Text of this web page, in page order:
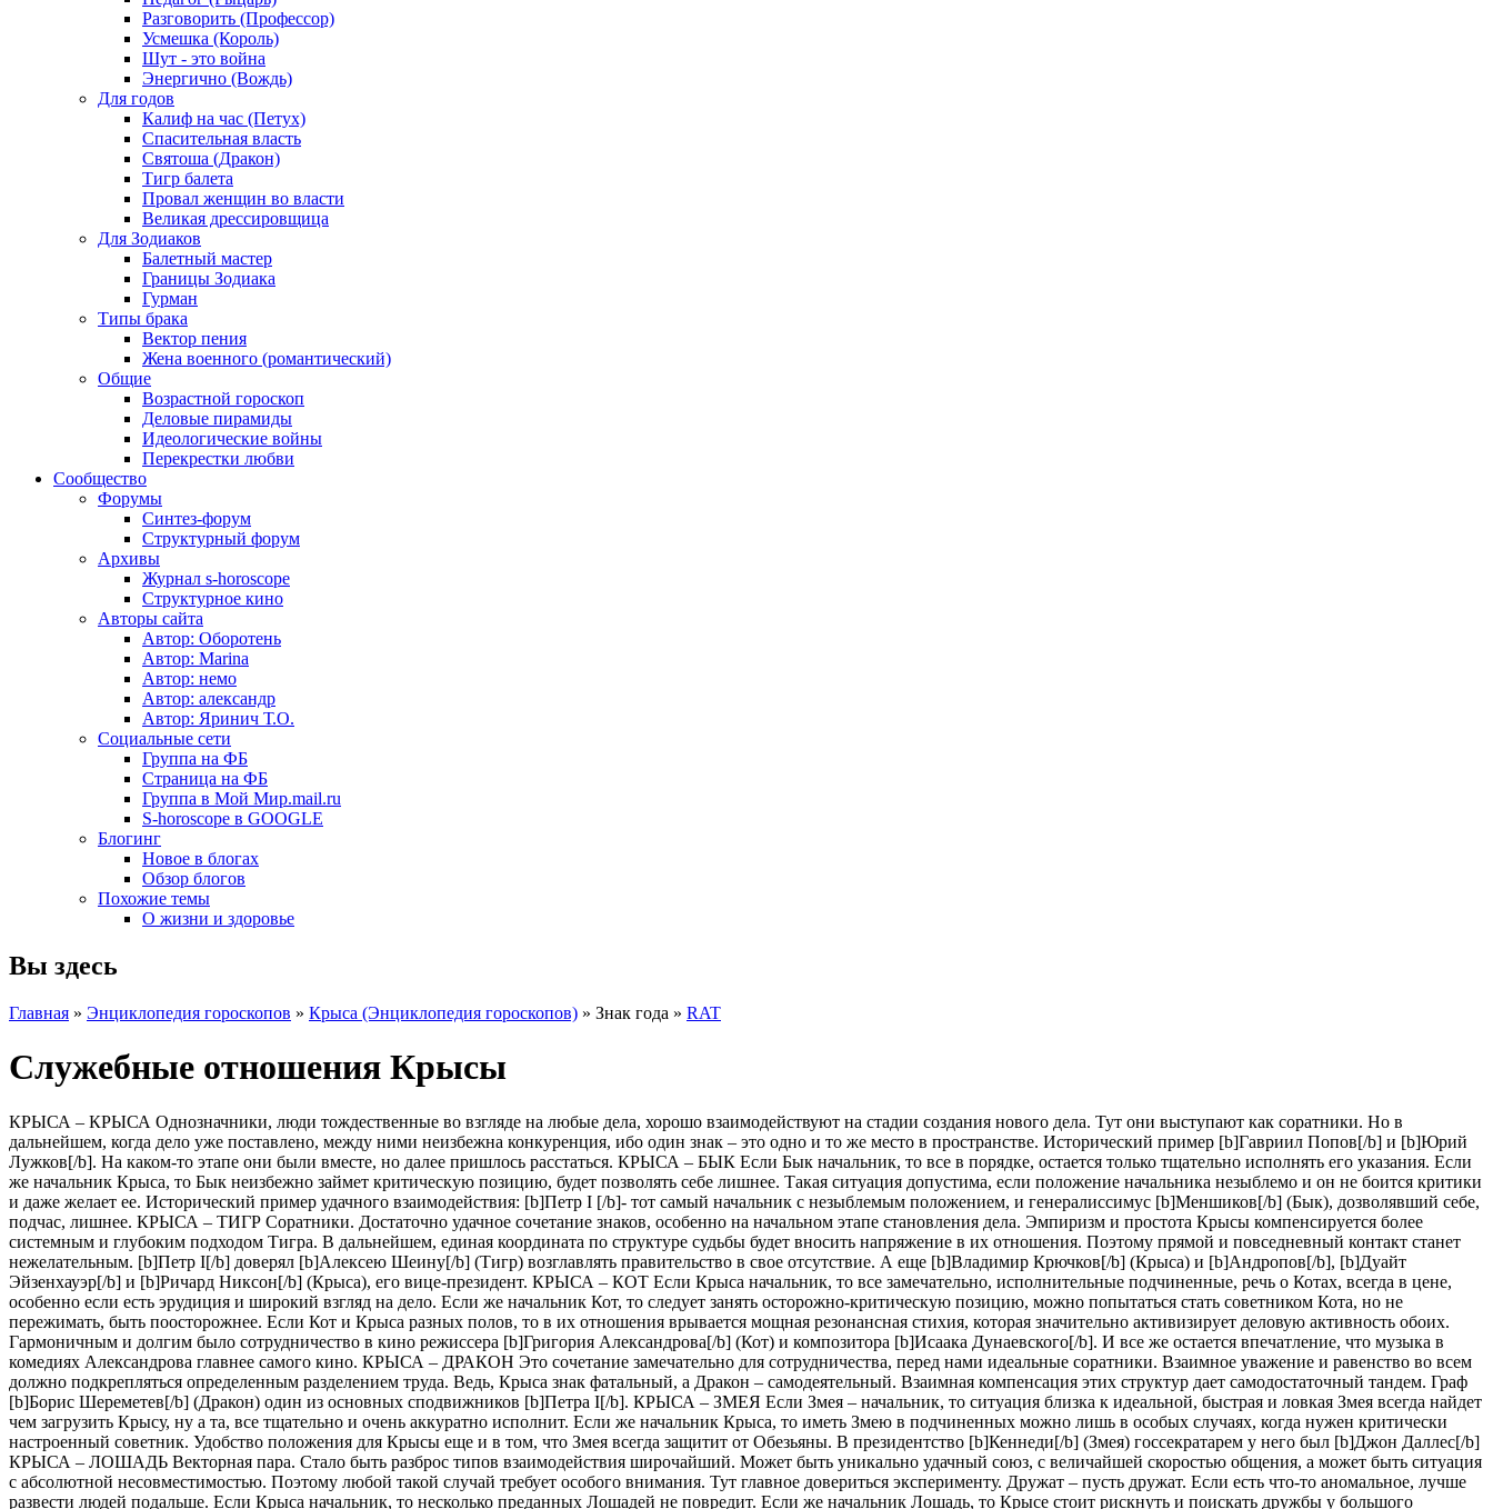
Разговорить (Профессор)
Усмешка (Король)
Шут - это война
Энергично (Вождь)
Для годов
Калиф на час (Петух)
Спасительная власть
Святоша (Дракон)
Тигр балета
Провал женщин во власти
Великая дрессировщица
Для Зодиаков
Балетный мастер
Границы Зодиака
Гурман
Типы брака
Вектор пения
Жена военного (романтический)
Общие
Возрастной гороскоп
Деловые пирамиды
Идеологические войны
Перекрестки любви
Сообщество
Форумы
Синтез-форум
Структурный форум
Архивы
Журнал s-horoscope
Структурное кино
Авторы сайта
Автор: Оборотень
Автор: Marina
Автор: немo
Автор: александр
Автор: Яринич Т.О.
Социальные сети
Группа на ФБ
Страница на ФБ
Группа в Мой Мир.mail.ru
S-horoscope в GOOGLE
Блогинг
Новое в блогах
Обзор блогов
Похожие темы
О жизни и здоровье
Вы здесь
Главная » Энциклопедия гороскопов » Крыса (Энциклопедия гороскопов) » Знак года » RAT
Служебные отношения Крысы
КРЫСА – КРЫСА Однозначники, люди тождественные во взгляде на любые дела, хорошо взаимодействуют на стадии создания нового дела. Тут они выступают как соратники. Но в
дальнейшем, когда дело уже поставлено, между ними неизбежна конкуренция, ибо один знак – это одно и то же место в пространстве. Исторический пример [b]Гавриил Попов[/b] и [b]Юрий
Лужков[/b]. На каком-то этапе они были вместе, но далее пришлось расстаться. КРЫСА – БЫК Если Бык начальник, то все в порядке, остается только тщательно исполнять его указания. Если
же начальник Крыса, то Бык неизбежно займет критическую позицию, будет позволять себе лишнее. Такая ситуация допустима, если положение начальника незыблемо и он не боится критики
и даже желает ее. Исторический пример удачного взаимодействия: [b]Петр I [/b]- тот самый начальник с незыблемым положением, и генералиссимус [b]Меншиков[/b] (Бык), дозволявший себе,
подчас, лишнее. КРЫСА – ТИГР Соратники. Достаточно удачное сочетание знаков, особенно на начальном этапе становления дела. Эмпиризм и простота Крысы компенсируется более
системным и глубоким подходом Тигра. В дальнейшем, единая координата по структуре судьбы будет вносить напряжение в их отношения. Поэтому прямой и повседневный контакт станет
нежелательным. [b]Петр I[/b] доверял [b]Алексею Шеину[/b] (Тигр) возглавлять правительство в свое отсутствие. А еще [b]Владимир Крючков[/b] (Крыса) и [b]Андропов[/b], [b]Дуайт
Эйзенхауэр[/b] и [b]Ричард Никсон[/b] (Крыса), его вице-президент. КРЫСА – КОТ Если Крыса начальник, то все замечательно, исполнительные подчиненные, речь о Котах, всегда в цене,
особенно если есть эрудиция и широкий взгляд на дело. Если же начальник Кот, то следует занять осторожно-критическую позицию, можно попытаться стать советником Кота, но не
пережимать, быть поосторожнее. Если Кот и Крыса разных полов, то в их отношения врывается мощная резонансная стихия, которая значительно активизирует деловую активность обоих.
Гармоничным и долгим было сотрудничество в кино режиссера [b]Григория Александрова[/b] (Кот) и композитора [b]Исаака Дунаевского[/b]. И все же остается впечатление, что музыка в
комедиях Александрова главнее самого кино. КРЫСА – ДРАКОН Это сочетание замечательно для сотрудничества, перед нами идеальные соратники. Взаимное уважение и равенство во всем
должно подкрепляться определенным разделением труда. Ведь, Крыса знак фатальный, а Дракон – самодеятельный. Взаимная компенсация этих структур дает самодостаточный тандем. Граф
[b]Борис Шереметев[/b] (Дракон) один из основных сподвижников [b]Петра I[/b]. КРЫСА – ЗМЕЯ Если Змея – начальник, то ситуация близка к идеальной, быстрая и ловкая Змея всегда найдет
чем загрузить Крысу, ну а та, все тщательно и очень аккуратно исполнит. Если же начальник Крыса, то иметь Змею в подчиненных можно лишь в особых случаях, когда нужен критически
настроенный советник. Удобство положения для Крысы еще и в том, что Змея всегда защитит от Обезьяны. В президентство [b]Кеннеди[/b] (Змея) госсекратарем у него был [b]Джон Даллес[/b]
КРЫСА – ЛОШАДЬ Векторная пара. Стало быть разброс типов взаимодействия широчайший. Может быть уникально удачный союз, с величайшей скоростью общения, а может быть ситуация
с абсолютной несовместимостью. Поэтому любой такой случай требует особого внимания. Тут главное довериться эксперименту. Дружат – пусть дружат. Если есть что-то аномальное, лучше
развести людей подальше. Если Крыса начальник, то несколько преданных Лошадей не повредит. Если же начальник Лошадь, то Крысе стоит рискнуть и поискать дружбы у большого